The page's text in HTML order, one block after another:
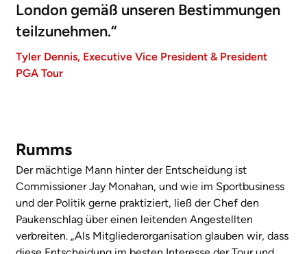
London gemäß unseren Bestimmungen
teilzunehmen.“
Tyler Dennis, Executive Vice President & President
PGA Tour
Rumms
Der mächtige Mann hinter der Entscheidung ist
Commissioner Jay Monahan, und wie im Sportbusiness
und der Politik gerne praktiziert, ließ der Chef den
Paukenschlag über einen leitenden Angestellten
verbreiten. „Als Mitgliederorganisation glauben wir, dass